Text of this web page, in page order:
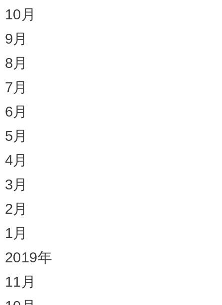
10月
9月
8月
7月
6月
5月
4月
3月
2月
1月
2019年
11月